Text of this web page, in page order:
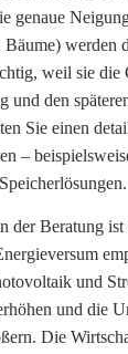
genaue
werden
weil sie die
und den
Sie einen
–
der Beratung ist
und
und die
Die